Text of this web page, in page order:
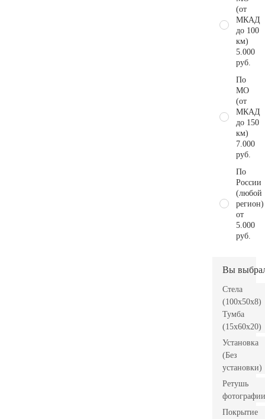
(от
МКАД
до 100
км)
5.000
руб.
По
МО
(от
МКАД
до 150
км)
7.000
руб.
По
России
(любой
регион)
от
5.000
руб.
Вы
Стела
(100x50x8)
Тумба
(15x60x20)
Установка
(Без
установки)
Ретушь
фотографии
Покрытие